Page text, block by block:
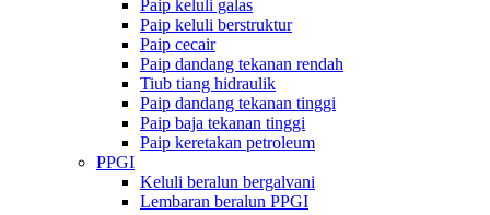
Paip keluli galas
Paip keluli berstruktur
Paip cecair
Paip dandang tekanan rendah
Tiub tiang hidraulik
Paip dandang tekanan tinggi
Paip baja tekanan tinggi
Paip keretakan petroleum
PPGI
Keluli beralun bergalvani
Lembaran beralun PPGI